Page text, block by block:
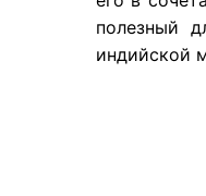
полезный
индийской